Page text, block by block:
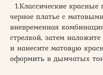
1.Классические
черное платье с
вневременная
стрелкой, затем
и нанесите матовую
оформить в дымчатых